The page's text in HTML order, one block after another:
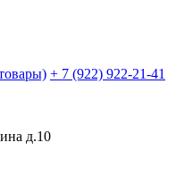
+ 7 (922) 922-21-41
д.10